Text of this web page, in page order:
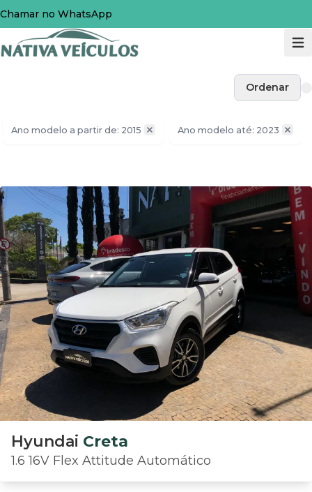
Chamar no WhatsApp
Ordenar
Ano modelo a partir de: 2015 Ano modelo até: 2023
Hyundai Creta
1.6 16V Flex Attitude Automático